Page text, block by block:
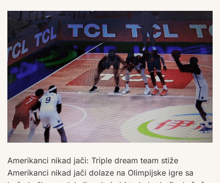
Amerikanci nikad jači: Triple dream team stiže
Amerikanci nikad jači dolaze na Olimpijske igre sa